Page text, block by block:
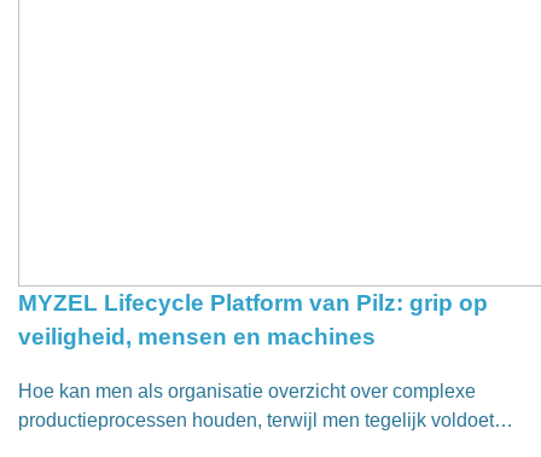
MYZEL Lifecycle Platform van Pilz: grip op
veiligheid, mensen en machines
Hoe kan men als organisatie overzicht over complexe
productieprocessen houden, terwijl men tegelijk voldoet…